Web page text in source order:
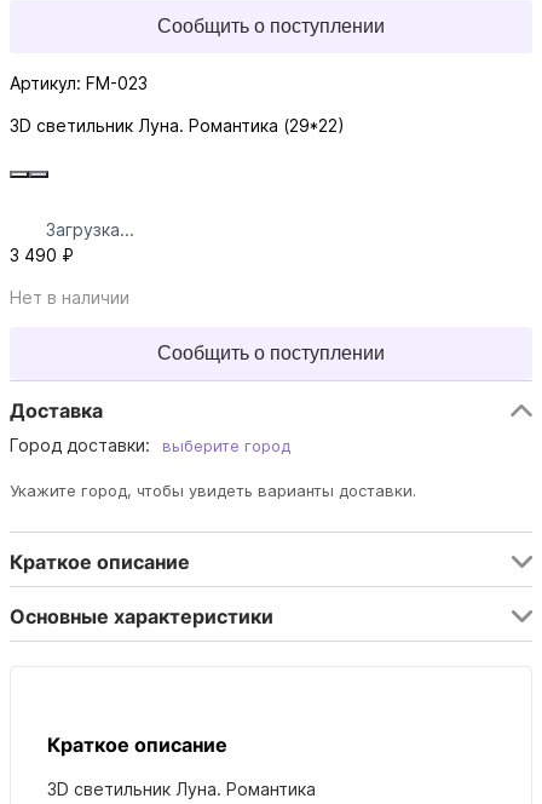
Сообщить о поступлении
Артикул: FM-023
3D светильник Луна. Романтика (29*22)
Загрузка...
3 490 ₽
Нет в наличии
Сообщить о поступлении
Доставка
Город доставки: выберите город
Укажите город, чтобы увидеть варианты доставки.
Краткое описание
Основные характеристики
Краткое описание
3D светильник Луна. Романтика